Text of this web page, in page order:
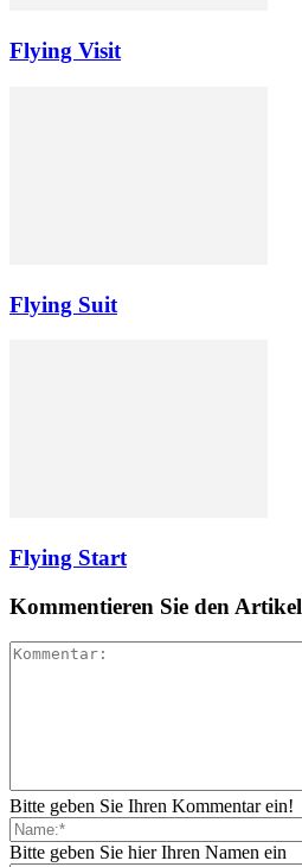
Flying Visit
Flying Suit
Flying Start
Kommentieren Sie den Artikel
Bitte geben Sie Ihren Kommentar ein!
Bitte geben Sie hier Ihren Namen ein